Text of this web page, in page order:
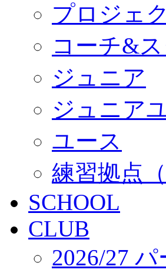
プロジェ
コーチ&
ジュニア
ジュニア
ユース
練習拠点
SCHOOL
CLUB
2026/27